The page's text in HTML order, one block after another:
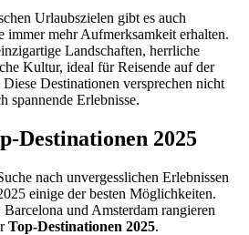
Urlaubszielen gibt es auch
immer mehr Aufmerksamkeit erhalten.
Landschaften, herrliche
Kultur, ideal für Reisende auf der
Destinationen versprechen nicht
spannende Erlebnisse.
Destinationen 2025
nach unvergesslichen Erlebnissen
einige der besten Möglichkeiten.
und Amsterdam rangieren
Top-Destinationen 2025.